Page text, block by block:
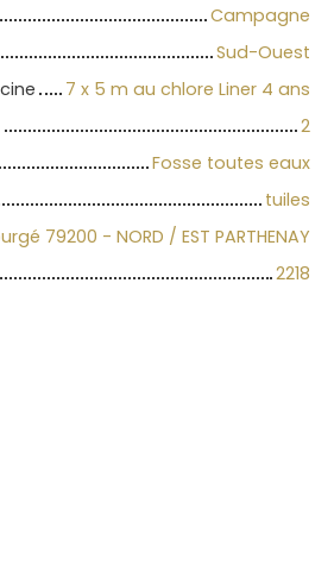
Campagne
Sud-Ouest
7 x 5 m au chlore Liner 4 ans
2
Fosse toutes eaux
tuiles
79200 - NORD / EST PARTHENAY
2218